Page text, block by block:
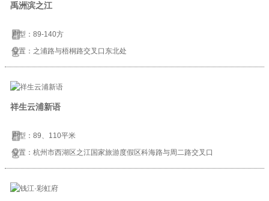
禹洲滨之江
户型：89-140方
位置：之浦路与梧桐路交叉口东北处
祥生云浦新语
户型：89、110平米
位置：杭州市西湖区之江国家旅游度假区科海路与周二路交叉口